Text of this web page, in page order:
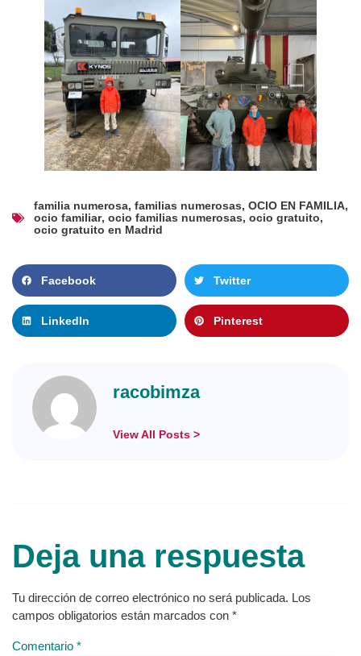
familia numerosa, familias numerosas, OCIO EN FAMILIA,
ocio familiar, ocio familias numerosas, ocio gratuito,
ocio gratuito en Madrid
Facebook Twitter
LinkedIn Pinterest
racobimza
View All Posts >
Deja una respuesta
Tu dirección de correo electrónico no será publicada. Los
campos obligatorios están marcados con *
Comentario *